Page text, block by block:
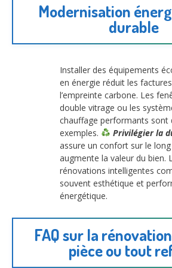
Modernisation
durable
Installer des équipements
en énergie réduit les
l’empreinte carbone. Les
double vitrage ou les
chauffage performants sont
exemples.
Privilégier la
assure un confort sur le
augmente la valeur du bien.
rénovations intelligentes
souvent esthétique et
énergétique.
FAQ sur la
pièce ou tout